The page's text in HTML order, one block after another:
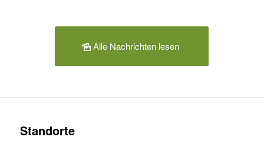
Alle Nachrichten lesen
Standorte